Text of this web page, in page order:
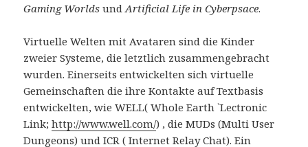
Gaming Worlds undArtificial Life in Cyberpsace.
Virtuelle Welten mit Avataren sind die Kinder
zweier Systeme, die letztlich zusammengebracht
wurden. Einerseits entwickelten sich virtuelle
Gemeinschaften die ihre Kontakte auf Textbasis
entwickelten, wie WELL( Whole Earth `Lectronic
Link;http://www.well.com/) , die MUDs (Multi User
Dungeons) und ICR ( Internet Relay Chat). Ein